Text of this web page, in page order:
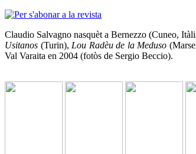
Claudio Salvagno nasquèt a Bernezzo (Cuneo,
Usitanos (Turin), Lou Radèu de la Meduso
Val Varaita en 2004 (fotòs de Sergio Beccio).